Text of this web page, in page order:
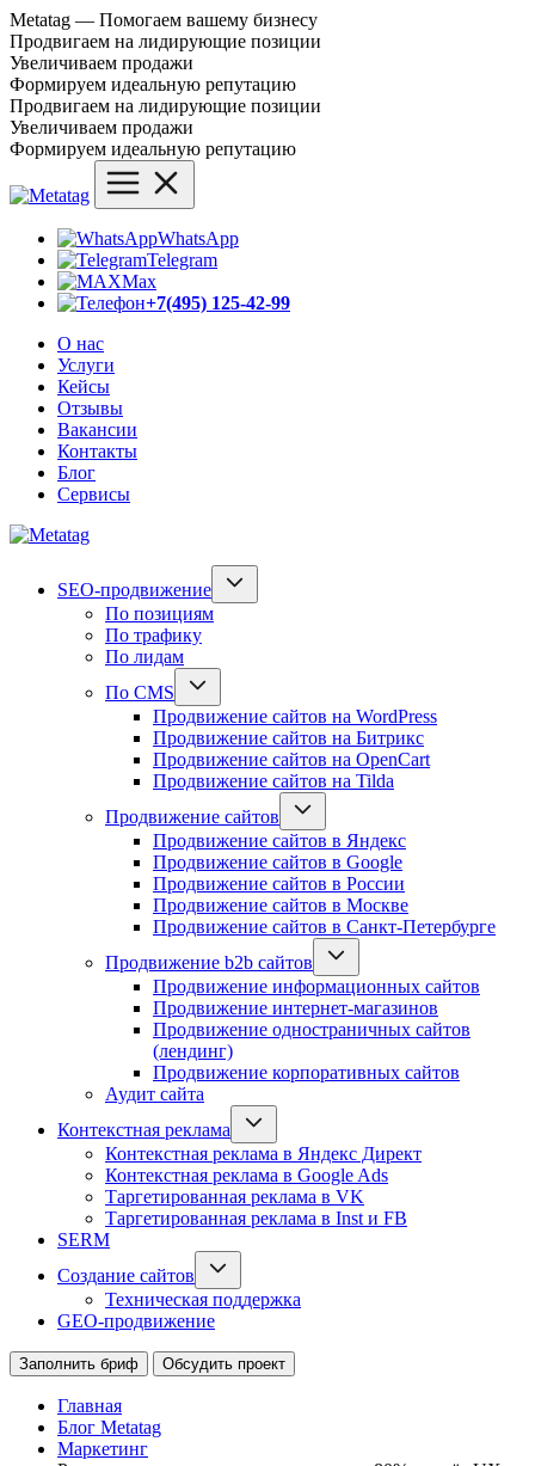
Metatag — Помогаем вашему бизнесу
Продвигаем на лидирующие позиции
Увеличиваем продажи
Формируем идеальную репутацию
Продвигаем на лидирующие позиции
Увеличиваем продажи
Формируем идеальную репутацию
WhatsApp
Telegram
Max
+7(495) 125-42-99
О нас
Услуги
Кейсы
Отзывы
Вакансии
Контакты
Блог
Сервисы
SEO-продвижение
По позициям
По трафику
По лидам
По CMS
Продвижение сайтов на WordPress
Продвижение сайтов на Битрикс
Продвижение сайтов на OpenCart
Продвижение сайтов на Tilda
Продвижение сайтов
Продвижение сайтов в Яндекс
Продвижение сайтов в Google
Продвижение сайтов в России
Продвижение сайтов в Москве
Продвижение сайтов в Санкт-Петербурге
Продвижение b2b сайтов
Продвижение информационных сайтов
Продвижение интернет-магазинов
Продвижение одностраничных сайтов
(лендинг)
Продвижение корпоративных сайтов
Аудит сайта
Контекстная реклама
Контекстная реклама в Яндекс Директ
Контекстная реклама в Google Ads
Таргетированная реклама в VK
Таргетированная реклама в Inst и FB
SERM
Создание сайтов
Техническая поддержка
GEO-продвижение
Заполнить бриф Обсудить проект
Главная
Блог Metatag
Маркетинг